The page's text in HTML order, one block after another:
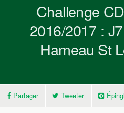
Challenge
2016/2017 :
Hameau St
Partager Tweeter